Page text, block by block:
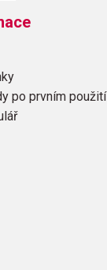
po prvním použití